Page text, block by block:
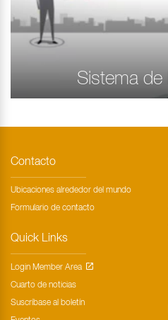
Sistema de
Contacto
Ubicaciones alrededor del mundo
Formulario de contacto
Quick Links
Login Member Area
Cuarto de noticias
Suscríbase al boletín